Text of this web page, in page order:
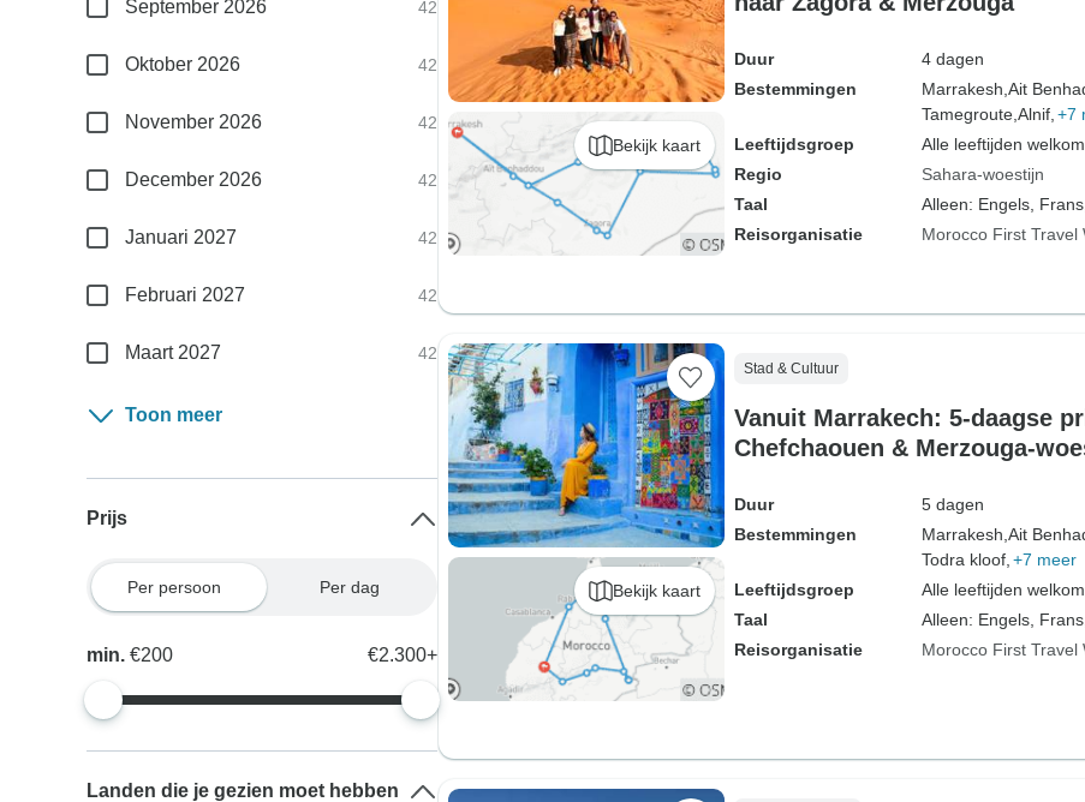
Bekijk kaart
Duur
4 dagen
Bestemmingen
Marrakesh, Ait
Tamegroute, Alnif, +7
Leeftijdsgroep
Alle leeftijden welkom
Regio
Sahara-woestijn
Taal
Alleen: Engels, Frans,
Reisorganisatie
Morocco First Travel
Bekijk kaart
Stad & Cultuur
Vanuit Marrakech: 5-daagse
Chefchaouen & Merzouga-
Duur
5 dagen
Bestemmingen
Marrakesh, Ait
Todra kloof, +7 meer
Leeftijdsgroep
Alle leeftijden welkom
Taal
Alleen: Engels, Frans,
Reisorganisatie
Morocco First Travel
September 2026 42
Oktober 2026 42
November 2026 42
December 2026 42
Januari 2027 42
Februari 2027 42
Maart 2027 42
Toon meer
Prijs
Per persoon Per dag
min.€200 €2.300+
Landen die je gezien moet hebben